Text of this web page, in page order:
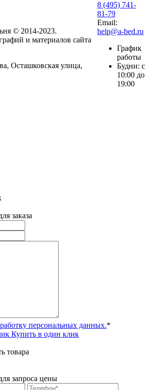
© 2014-2023.
и материалов сайта
Осташковская улица,
8 (495) 741-
81-79
Email:
help@a-bed.ru
График
работы
Будни: с
10:00 до
19:00
заказа
персональных данных.*
Купить в один клик
товара
запроса цены